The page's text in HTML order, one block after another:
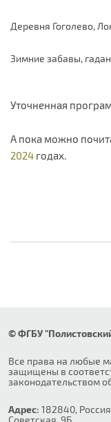
Деревня Гоголево,
Зимние забавы,
Уточненная
А пока можно
2024 годах.
© ФГБУ
Все права на любые
защищены в
законодательством
Адрес: 182840,
Советская, 9Б